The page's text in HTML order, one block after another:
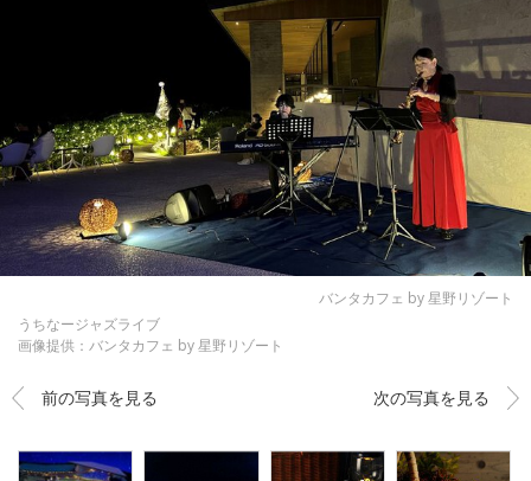
バンタカフェ by 星野リゾート
うちなージャズライブ
画像提供：バンタカフェ by 星野リゾート
前の写真を見る 次の写真を見る